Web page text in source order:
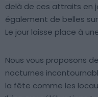
delà de ces attraits en
également de belles
Le jour laisse place à
Nous vous proposons
nocturnes
la fête comme les